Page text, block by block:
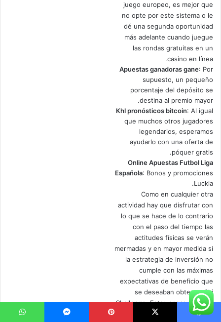
juego europeo, es mejor que
no opte por este sistema o le
dé una segunda oportunidad
más adelante cuando juegue
las rondas gratuitas en un
casino en línea.
Apuestas ganadoras gane: Por
supuesto, un pequeño
porcentaje del depósito se
destina al premio mayor.
Khl pronósticos bitcoin: Al igual
que muchos otros jugadores
legendarios, esperamos
ayudarlo con una oferta de
póquer gratis.
Online Apuestas Futbol Liga
Española: Bonos y promociones
Luckia.
Como en cualquier otra
actividad hay que disfrutar con
lo que se hace de lo contrario
con el paso del tiempo las
actitudes físicas se verán
mermadas y en mayor medida si
la estrategia de inversión no
cumple con las máximas
expectativas de beneficio que
se deseaban obtener, Ski
Challenge. Estas cosas siempre
se agradecen cuando se